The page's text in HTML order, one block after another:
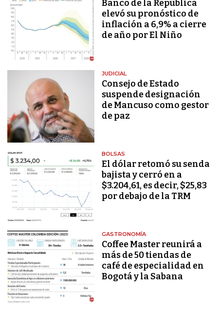
Banco de la República
elevó su pronóstico de
inflación a 6,9% a cierre
de año por El Niño
JUDICIAL
Consejo de Estado
suspende designación
de Mancuso como gestor
de paz
BOLSAS
El dólar retomó su senda
bajista y cerró en a
$3.204,61, es decir, $25,83
por debajo de la TRM
GASTRONOMÍA
Coffee Master reunirá a
más de 50 tiendas de
café de especialidad en
Bogotá y la Sabana